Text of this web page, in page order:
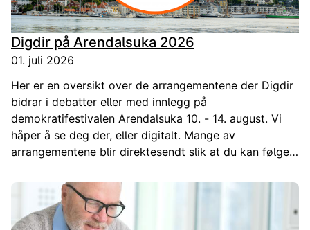
Digdir på Arendalsuka 2026
01. juli 2026
Her er en oversikt over de arrangementene der Digdir
bidrar i debatter eller med innlegg på
demokratifestivalen Arendalsuka 10. - 14. august. Vi
håper å se deg der, eller digitalt. Mange av
arrangementene blir direktesendt slik at du kan følge